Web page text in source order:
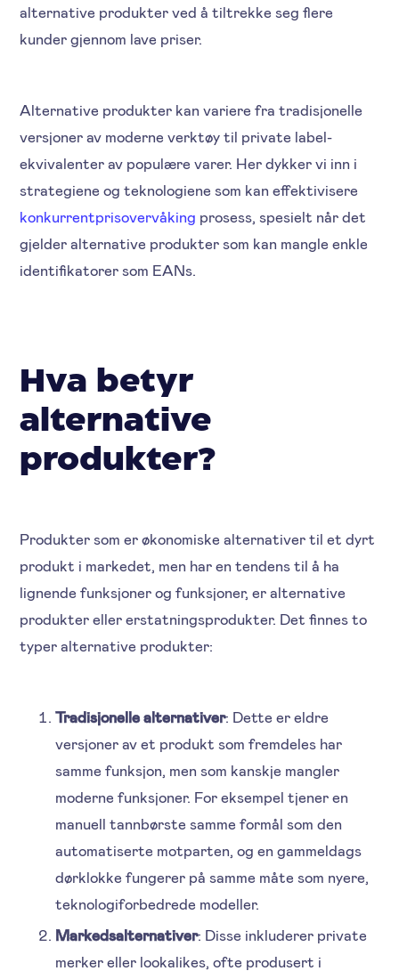
alternative produkter ved å tiltrekke seg flere
kunder gjennom lave priser.
Alternative produkter kan variere fra tradisjonelle
versjoner av moderne verktøy til private label-
ekvivalenter av populære varer. Her dykker vi inn i
strategiene og teknologiene som kan effektivisere
konkurrentprisovervåking prosess, spesielt når det
gjelder alternative produkter som kan mangle enkle
identifikatorer som EANs.
Hva betyr
alternative
produkter?
Produkter som er økonomiske alternativer til et dyrt
produkt i markedet, men har en tendens til å ha
lignende funksjoner og funksjoner, er alternative
produkter eller erstatningsprodukter. Det finnes to
typer alternative produkter:
Tradisjonelle alternativer: Dette er eldre
versjoner av et produkt som fremdeles har
samme funksjon, men som kanskje mangler
moderne funksjoner. For eksempel tjener en
manuell tannbørste samme formål som den
automatiserte motparten, og en gammeldags
dørklokke fungerer på samme måte som nyere,
teknologiforbedrede modeller.
Markedsalternativer: Disse inkluderer private
merker eller lookalikes, ofte produsert i